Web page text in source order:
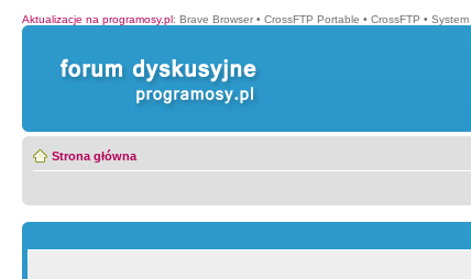
Aktualizacje na programosy.pl: Brave Browser • CrossFTP Portable • CrossFTP • System
Strona główna